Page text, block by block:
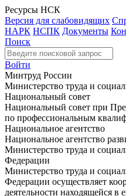
Ресурсы НСК
Версия для слабовидящих
НАРК НСПК Документы
Поиск
Войти
Минтруд России
Министерство труда и
Национальный совет
Национальный совет при
по профессиональным
Национальное агентство
Национальное агентство
Министерство труда и
Федерации
Министерство труда и
Федерации осуществляет
деятельности находящейся в